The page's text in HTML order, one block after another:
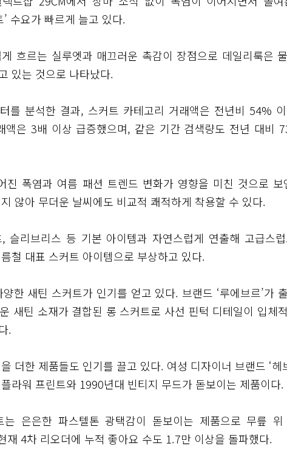
수요가 빠르게 늘고 있다.
흐르는 실루엣과 매끄러운 촉감이 장점으로 데일리룩은
있는 것으로 나타났다.
를 분석한 결과, 스커트 카테고리 거래액은 전년비 54%
액은 3배 이상 급증했으며, 같은 기간 검색량도 전년 대비
진 폭염과 여름 패션 트렌드 변화가 영향을 미친 것으로 보
않아 무더운 날씨에도 비교적 쾌적하게 착용할 수 있다.
슬리브리스 등 기본 아이템과 자연스럽게 연출해 고급스
철 대표 스커트 아이템으로 부상하고 있다.
한 새틴 스커트가 인기를 얻고 있다. 브랜드 ‘루에브르’가
새틴 소재가 결합된 롱 스커트로 사선 핀턱 디테일이 입체
.
더한 제품들도 인기를 끌고 있다. 여성 디자이너 브랜드 ‘헤
라워 프린트와 1990년대 빈티지 무드가 돋보이는 제품이다.
는 은은한 파스텔톤 광택감이 돋보이는 제품으로 무릎
재 4차 리오더에 누적 좋아요 수도 1.7만 이상을 돌파했다.